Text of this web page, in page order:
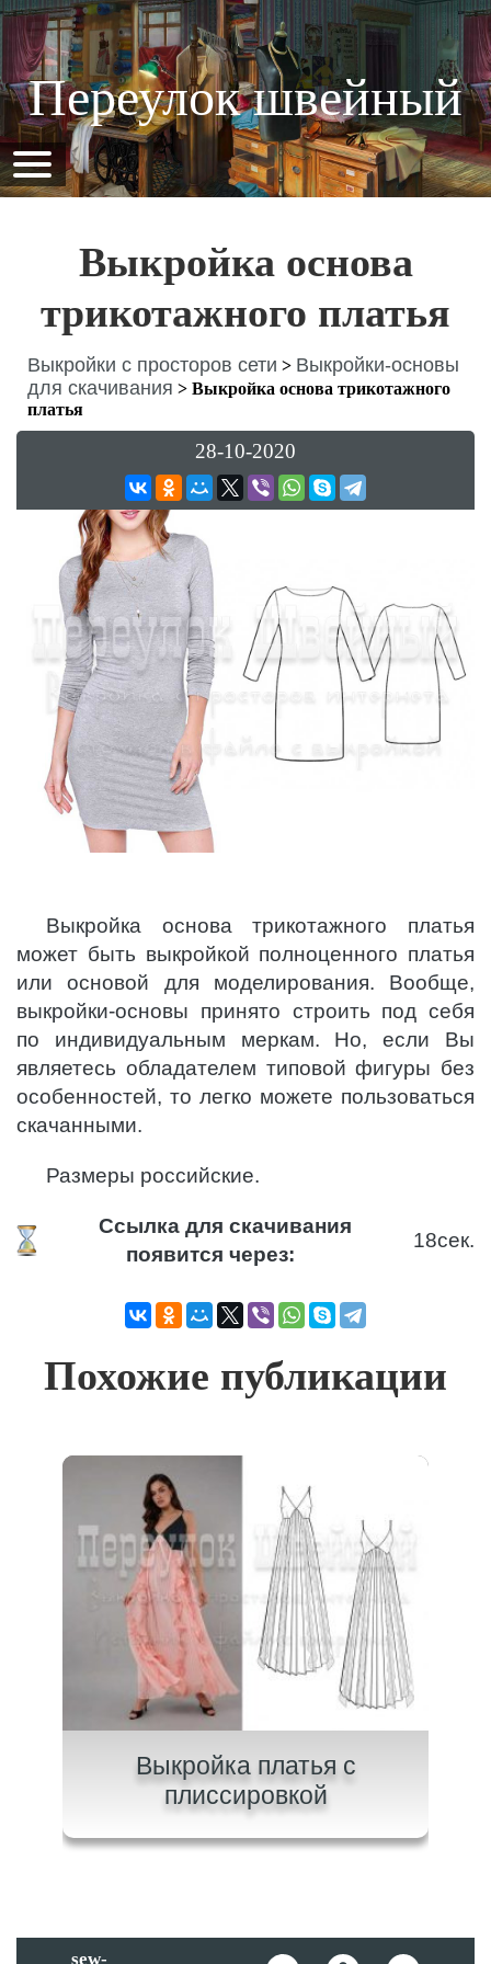
Переулок швейный
Выкройка основа
трикотажного платья
Выкройки с просторов сети > Выкройки-основы
для скачивания > Выкройка основа трикотажного
платья
28-10-2020
Выкройка основа трикотажного платья
может быть выкройкой полноценного платья
или основой для моделирования. Вообще,
выкройки-основы принято строить под себя
по индивидуальным меркам. Но, если Вы
являетесь обладателем типовой фигуры без
особенностей, то легко можете пользоваться
скачанными.
Размеры российские.
Ссылка для скачивания
появится через:
18сек.
Похожие публикации
Выкройка платья с
плиссировкой
sew-